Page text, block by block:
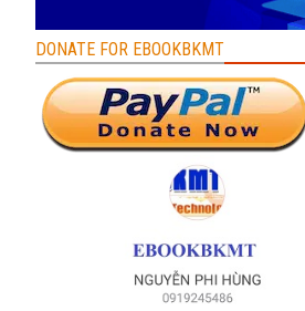
DONATE FOR EBOOKBKMT